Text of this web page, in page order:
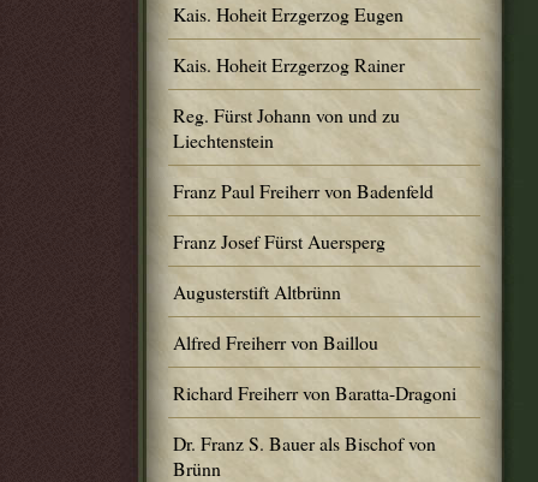
Kais. Hoheit Erzgerzog Eugen
Kais. Hoheit Erzgerzog Rainer
Reg. Fürst Johann von und zu
Liechtenstein
Franz Paul Freiherr von Badenfeld
Franz Josef Fürst Auersperg
Augusterstift Altbrünn
Alfred Freiherr von Baillou
Richard Freiherr von Baratta-Dragoni
Dr. Franz S. Bauer als Bischof von
Brünn